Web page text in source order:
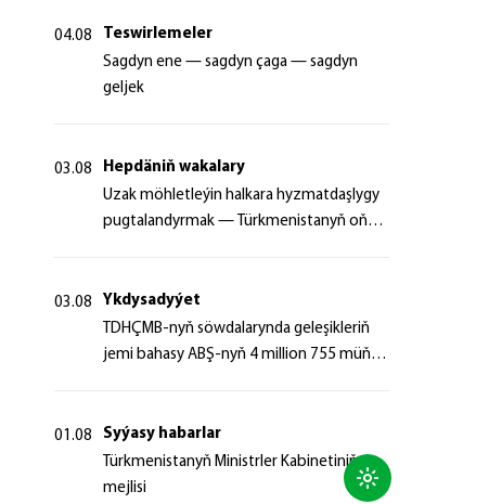
04.08
Teswirlemeler
Sagdyn ene — sagdyn çaga — sagdyn
geljek
03.08
Hepdäniň wakalary
Uzak möhletleýin halkara hyzmatdaşlygy
pugtalandyrmak — Türkmenistanyň oňyn
03.08
Ykdysadyýet
TDHÇMB-nyň söwdalarynda geleşikleriň
jemi bahasy ABŞ-nyň 4 million 755 müň
01.08
Syýasy habarlar
Türkmenistanyň Ministrler Kabinetiniň
mejlisi